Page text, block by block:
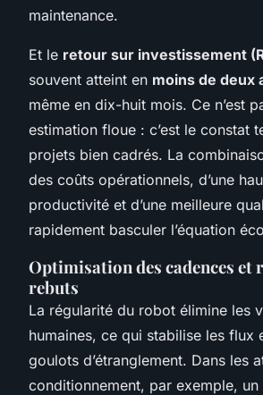
maintenance.
Et le retour sur investissement
souvent atteint en moins de deux
même en dix-huit mois. Ce n’est
estimation floue : c’est le constat
projets bien cadrés. La
des coûts opérationnels, d’une
productivité et d’une meilleure
rapidement basculer l’équation
Optimisation des cadences et
rebuts
La régularité du robot élimine les
humaines, ce qui stabilise les flux
goulots d’étranglement. Dans les
conditionnement, par exemple,